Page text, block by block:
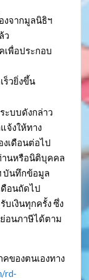
งจากมูลนิธิฯ
ว
เพื่อประกอบ
ร็วยิ่งขึ้น
ะบบดังกล่าว
จ้งให้ทาง
งเดือนต่อไป
านหรือนิติบุคคล
บันทึกข้อมูล
ดือนถัดไป
บเงินทุกครั้ง ซึ่ง
อนภาษีได้ตาม
ของตนเองทาง
rd-